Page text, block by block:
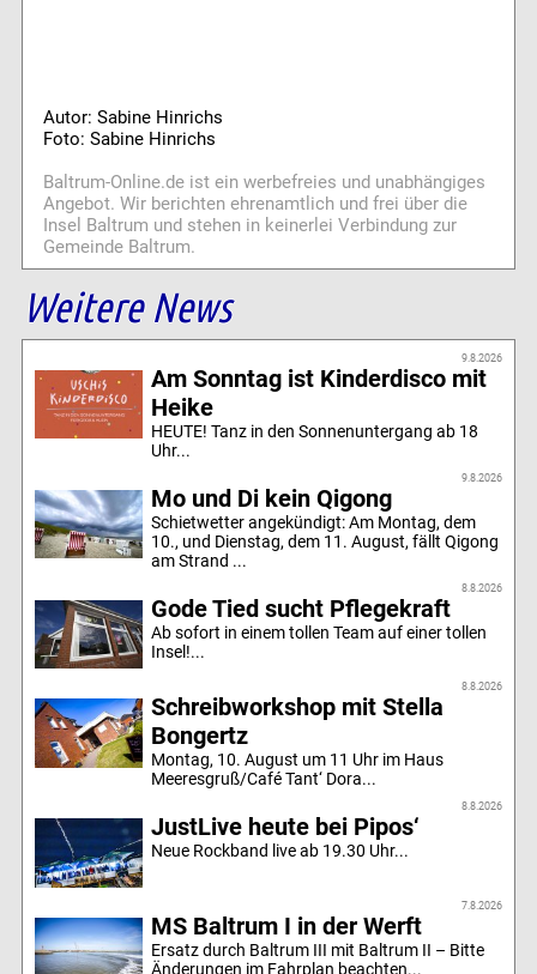
Autor: Sabine Hinrichs
Foto: Sabine Hinrichs
Baltrum-Online.de ist ein werbefreies und unabhängiges
Angebot. Wir berichten ehrenamtlich und frei über die
Insel Baltrum und stehen in keinerlei Verbindung zur
Gemeinde Baltrum.
Weitere News
9.8.2026
Am Sonntag ist Kinderdisco mit
Heike
HEUTE! Tanz in den Sonnenuntergang ab 18
Uhr...
9.8.2026
Mo und Di kein Qigong
Schietwetter angekündigt: Am Montag, dem
10., und Dienstag, dem 11. August, fällt Qigong
am Strand ...
8.8.2026
Gode Tied sucht Pflegekraft
Ab sofort in einem tollen Team auf einer tollen
Insel!...
8.8.2026
Schreibworkshop mit Stella
Bongertz
Montag, 10. August um 11 Uhr im Haus
Meeresgruß/Café Tant‘ Dora...
8.8.2026
JustLive heute bei Pipos‘
Neue Rockband live ab 19.30 Uhr...
7.8.2026
MS Baltrum I in der Werft
Ersatz durch Baltrum III mit Baltrum II – Bitte
Änderungen im Fahrplan beachten...